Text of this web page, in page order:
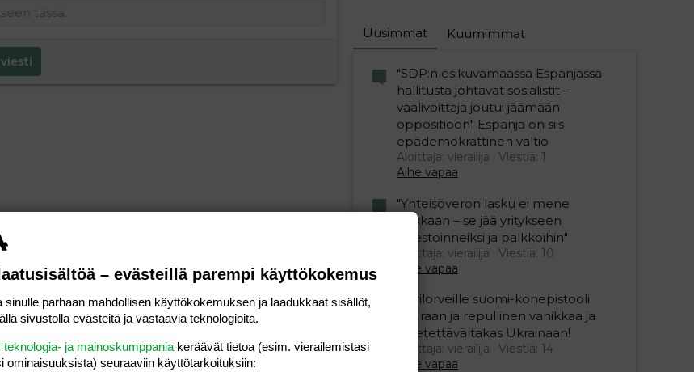
Uusimmat Kuumimmat
"SDP:n esikuvamaassa Espanjassa
hallitusta johtavat sosialistit –
vaalivoittaja joutui jäämään
oppositioon" Espanja on siis
epädemokrattinen valtio
Aloittaja: vierailija
Viestiä: 1
Aihe vapaa
"Yhteisöveron lasku ei mene
hukkaan – se jää yritykseen
investoinneiksi ja palkkoihin"
Aloittaja: vierailija
Viestiä: 10
Aihe vapaa
Ukrilorveille suomi-konepistooli
kouraan ja repullinen vanikkaa ja
lähetettävä takas Ukrainaan!
Aloittaja: vierailija
Viestiä: 14
Aihe vapaa
– evästeillä parempi käyttökokemus
sinulle parhaan mahdollisen käyttökokemuksen ja laadukkaat sisällöt,
sivustolla evästeitä ja vastaavia teknologioita.
teknologia- ja mainoskumppania keräävät tietoa (esim. vierailemis­tasi
ominaisuuk­sista) seuraaviin käyttötarkoituksiin: